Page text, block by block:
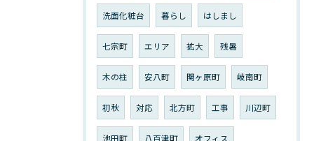
洗面化粧台 暮らし はしまし
七宗町 エリア 拡大 残暑
木の柱 安八町 関ヶ原町 岐南町
初秋 対応 北方町 工事 川辺町
池田町 八百津町 オフィス